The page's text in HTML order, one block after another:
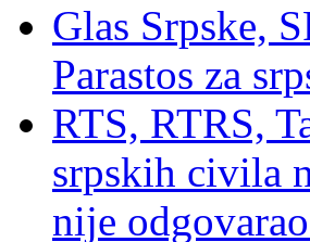
Glas Srpske,
Parastos za
RTS, RTRS,
srpskih civila
nije